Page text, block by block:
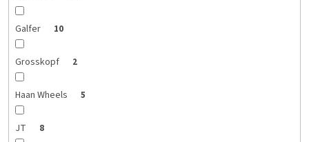
Galfer 10
Grosskopf 2
Haan Wheels 5
JT 8